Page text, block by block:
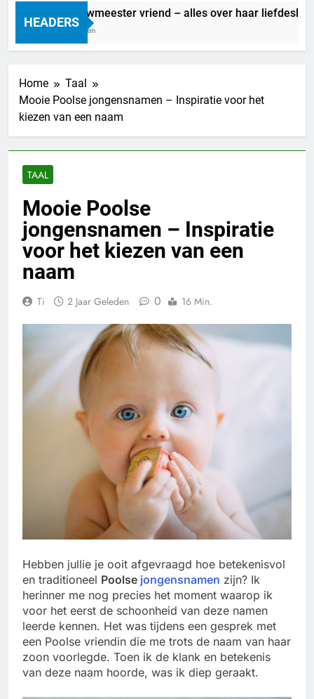
HEADERS
Marit Bouwmeester vriend – alles over haar liefdesleven
21 Uur Geleden
Home
Taal
Mooie Poolse jongensnamen – Inspiratie voor het
kiezen van een naam
TAAL
Mooie Poolse
jongensnamen – Inspiratie
voor het kiezen van een
naam
Ti 2 Jaar Geleden 0 16 Min.
Hebben jullie je ooit afgevraagd hoe betekenisvol
en traditioneel Poolse jongensnamen zijn? Ik
herinner me nog precies het moment waarop ik
voor het eerst de schoonheid van deze namen
leerde kennen. Het was tijdens een gesprek met
een Poolse vriendin die me trots de naam van haar
zoon voorlegde. Toen ik de klank en betekenis
van deze naam hoorde, was ik diep geraakt.